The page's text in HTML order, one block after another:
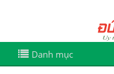
Danh mục